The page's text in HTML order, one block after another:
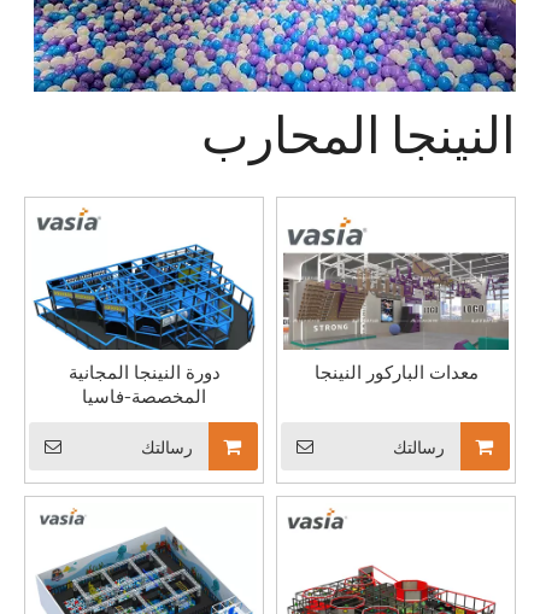
الانتهاء من إنشاء ملعب للأطفال بمساحة 700² في نيويورك بالولايات المتحدة الأمريكية
يؤكد الإنجاز الأخير لملعب الأطفال الضخم الذي تبلغ مساحته 700 متر مربع في قلب مدينة نيويورك بالولايات المتحدة الأمريكية، على أهمية الدقة في كل مرحلة، بدءًا من تصور موضوعات التصميم وحتى تنفيذ تفاصيل الإنتاج ببراعة. مسعى تصميم وبناء s
ملعب بمساحة 594² في الهند
اكتشاف الملعب الكوني في الهند: حيث يلتقي اللعب بالكون في
النينجا المحارب
دورة النينجا المجانية
المخصصة-فاسيا
رسالتك
معدات الباركور النينجا
رسالتك